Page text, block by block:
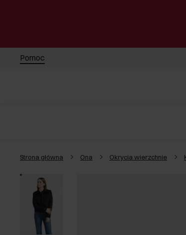
Pomoc
Strona główna Ona Okrycia wierzchnie